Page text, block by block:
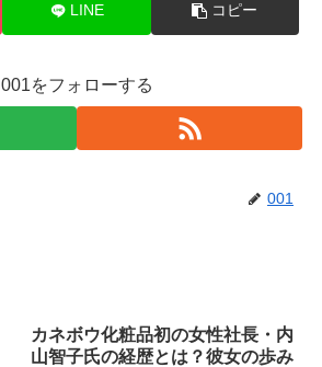
LINE コピー
001をフォローする
001
カネボウ化粧品初の女性社長・内
山智子氏の経歴とは？彼女の歩み